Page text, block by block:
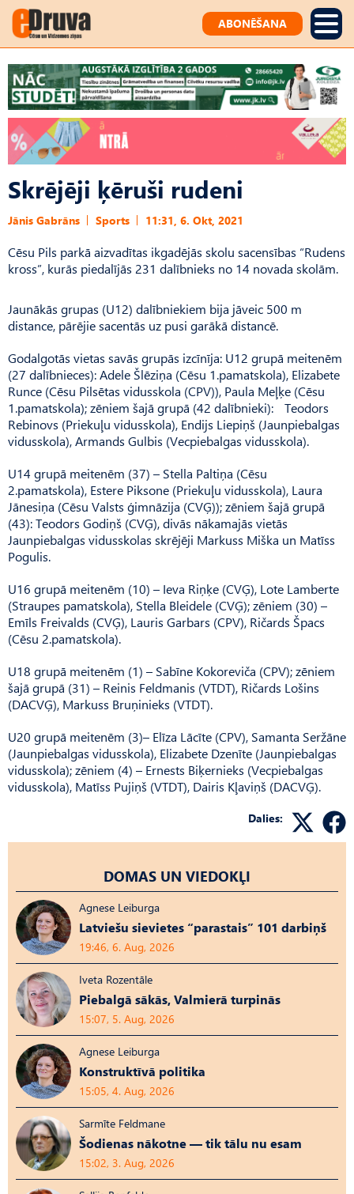
ABONĒŠANA
Skrējēji ķēruši rudeni
Jānis Gabrāns Sports 11:31, 6. Okt, 2021
Cēsu Pils parkā aizvadītas ikgadējās skolu sacensības “Rudens
kross”, kurās piedalījās 231 dalībnieks no 14 novada skolām.
Jaunākās grupas (U12) dalībniekiem bija jāveic 500 m
distance, pārējie sacentās uz pusi garākā distancē.
Godalgotās vietas savās grupās izcīnīja: U12 grupā meitenēm
(27 dalībnieces): Adele Šlēziņa (Cēsu 1.pamatskola), Elizabete
Runce (Cēsu Pilsētas vidusskola (CPV)), Paula Meļķe (Cēsu
1.pamatskola); zēniem šajā grupā (42 dalībnieki): Teodors
Rebinovs (Priekuļu vidusskola), Endijs Liepiņš (Jaunpiebalgas
vidusskola), Armands Gulbis (Vecpiebalgas vidusskola).
U14 grupā meitenēm (37) – Stella Paltiņa (Cēsu
2.pamatskola), Estere Piksone (Priekuļu vidusskola), Laura
Jānesiņa (Cēsu Valsts ģimnāzija (CVĢ)); zēniem šajā grupā
(43): Teodors Godiņš (CVĢ), divās nākamajās vietās
Jaunpiebalgas vidusskolas skrējēji Markuss Miška un Matīss
Pogulis.
U16 grupā meitenēm (10) – Ieva Riņķe (CVĢ), Lote Lamberte
(Straupes pamatskola), Stella Bleidele (CVĢ); zēniem (30) –
Emīls Freivalds (CVĢ), Lauris Garbars (CPV), Ričards Špacs
(Cēsu 2.pamatskola).
U18 grupā meitenēm (1) – Sabīne Kokoreviča (CPV); zēniem
šajā grupā (31) – Reinis Feldmanis (VTDT), Ričards Lošins
(DACVĢ), Markuss Bruņinieks (VTDT).
U20 grupā meitenēm (3)– Elīza Lācīte (CPV), Samanta Seržāne
(Jaunpiebalgas vidusskola), Elizabete Dzenīte (Jaunpiebalgas
vidusskola); zēniem (4) – Ernests Biķernieks (Vecpiebalgas
vidusskola), Matīss Pujiņš (VTDT), Dairis Kļaviņš (DACVĢ).
Dalies:
DOMAS UN VIEDOKĻI
Agnese Leiburga
Latviešu sievietes “parastais” 101 darbiņš
19:46, 6. Aug, 2026
Iveta Rozentāle
Piebalgā sākās, Valmierā turpinās
15:07, 5. Aug, 2026
Agnese Leiburga
Konstruktīvā politika
15:05, 4. Aug, 2026
Sarmīte Feldmane
Šodienas nākotne — tik tālu nu esam
15:02, 3. Aug, 2026